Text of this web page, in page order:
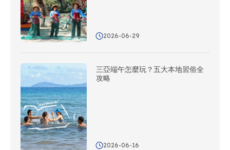
2026-06-29
三亞端午怎麼玩？五大本地習俗全
攻略
2026-06-16